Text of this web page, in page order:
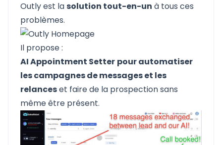
Outlyest lasolution tout-en-un à tous ces
problèmes.
Il propose :
AI Appointment Setter pour automatiser
les campagnes de messages et les
relanceset faire de la prospection sans
même être présent.